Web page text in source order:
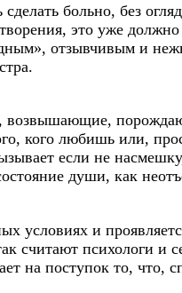
больно, без
это уже
отзывчивым и
возвышающие,
кого любишь или,
если не
души, как
условиях и
считают психологи и
на поступок то, что,